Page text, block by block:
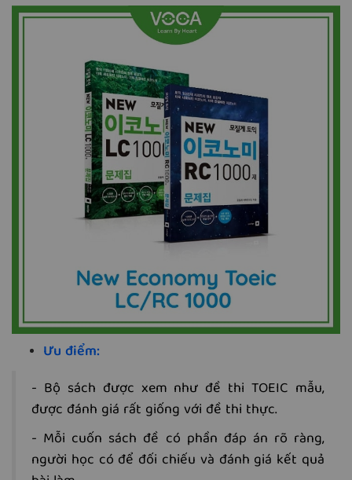
Ưu điểm:
- Bộ sách được xem như đề thi TOEIC mẫu,
được đánh giá rất giống với đề thi thực.
- Mỗi cuốn sách đề có phần đáp án rõ ràng,
người học có để đối chiếu và đánh giá kết quả